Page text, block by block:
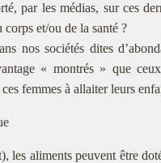
par les médias, sur ces
et/ou de la santé ?
nos sociétés dites
« montrés » que
femmes à allaiter leurs
les aliments peuvent être